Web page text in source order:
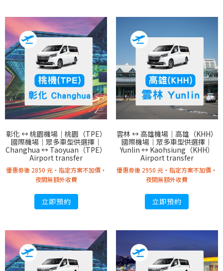
彰化 ↔︎ 桃園機場｜桃園（TPE）
國際機場｜眾多車型供選擇｜
Changhua ↔︎ Taoyuan（TPE）
Airport transfer
優惠劵後 2850 元・指定方案不加價・
夜間無額外收費
立即預約
雲林 ↔︎ 高雄機場｜高雄（KHH）
國際機場｜眾多車型供選擇｜
Yunlin ↔︎ Kaohsiung（KHH）
Airport transfer
優惠劵後 2950 元・指定方案不加價・
夜間無額外收費
立即預約